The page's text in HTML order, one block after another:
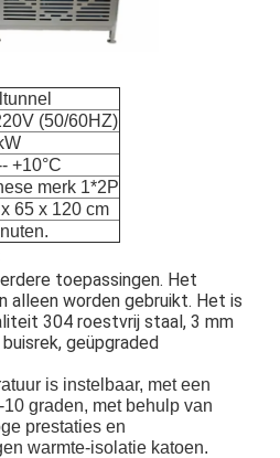
(50/60HZ)
+10°C
merk 1*2P
65 x 120 cm
toepassingen. Het
alleen worden gebruikt. Het is
304 roestvrij staal, 3 mm
geüpgraded
is instelbaar, met een
graden, met behulp van
prestaties en
warmte-isolatie katoen.